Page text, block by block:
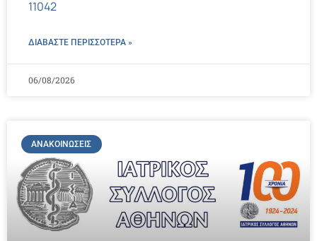
11042
ΔΙΑΒΑΣΤΕ ΠΕΡΙΣΣΌΤΕΡΑ »
06/08/2026
ΑΝΑΚΟΙΝΏΣΕΙΣ